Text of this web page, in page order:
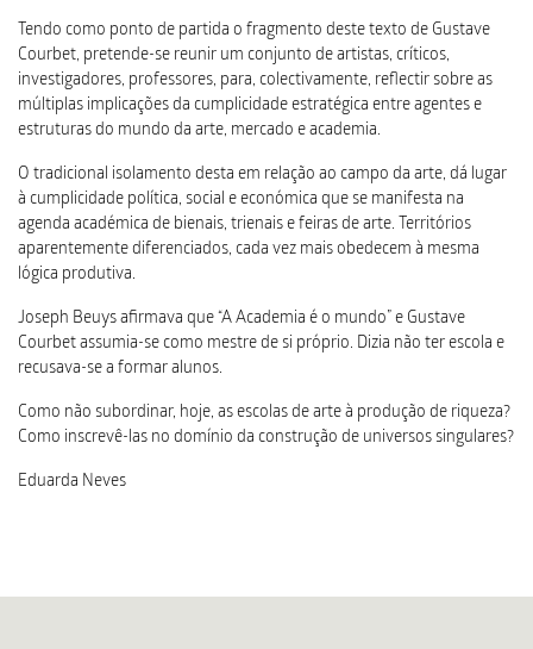
Tendo como ponto de partida o fragmento deste texto de Gustave
Courbet, pretende-se reunir um conjunto de artistas, críticos,
investigadores, professores, para, colectivamente, reflectir sobre as
múltiplas implicações da cumplicidade estratégica entre agentes e
estruturas do mundo da arte, mercado e academia.
O tradicional isolamento desta em relação ao campo da arte, dá lugar
à cumplicidade política, social e económica que se manifesta na
agenda académica de bienais, trienais e feiras de arte. Territórios
aparentemente diferenciados, cada vez mais obedecem à mesma
lógica produtiva.
Joseph Beuys afirmava que “A Academia é o mundo” e Gustave
Courbet assumia-se como mestre de si próprio. Dizia não ter escola e
recusava-se a formar alunos.
Como não subordinar, hoje, as escolas de arte à produção de riqueza?
Como inscrevê-las no domínio da construção de universos singulares?
Eduarda Neves